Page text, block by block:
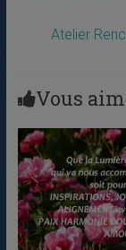
Atelier
Vous